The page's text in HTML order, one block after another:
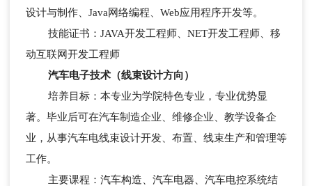
设计与制作、Java网络编程、Web应用程序开发等。
技能证书：JAVA开发工程师、NET开发工程师、移
动互联网开发工程师
汽车电子技术（线束设计方向）
培养目标：本专业为学院特色专业，专业优势显
著。毕业后可在汽车制造企业、维修企业、教学设备企
业，从事汽车电线束设计开发、布置、线束生产和管理等
工作。
主要课程：汽车构造、汽车电器、汽车电控系统结